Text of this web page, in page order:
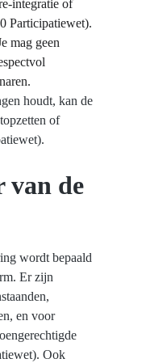
integratie of
Participatiewet).
mag geen
houdt, kan de
of
van de
wordt bepaald
Er zijn
en voor
). Ook